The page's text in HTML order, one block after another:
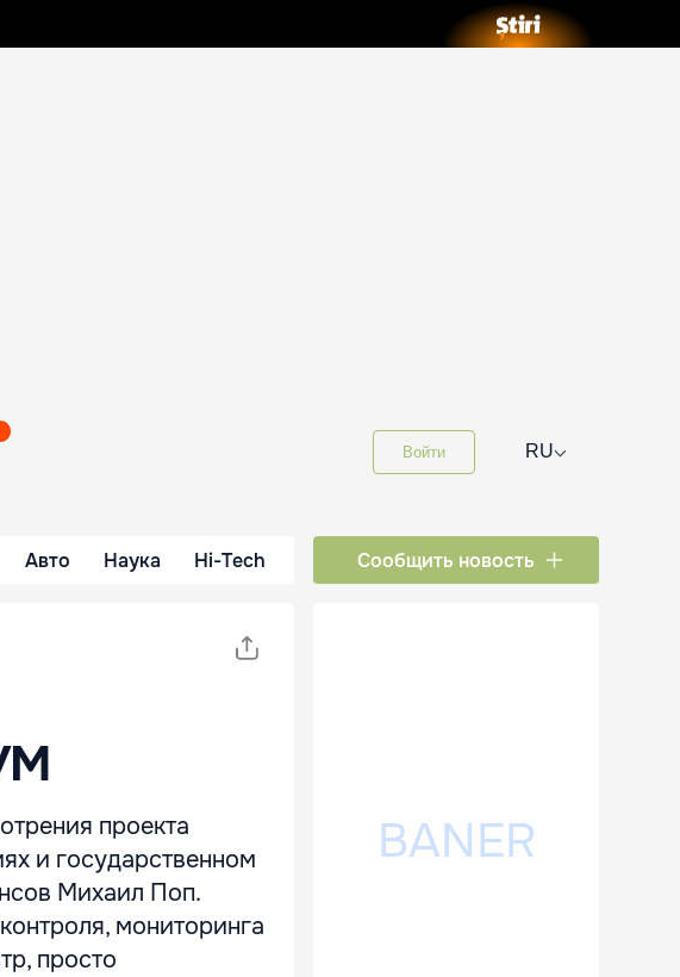
Войти RU⌵
Авто Наука Hi-Tech Сообщить новость
проекта
и государственном
Михаил Поп.
мониторинга
просто